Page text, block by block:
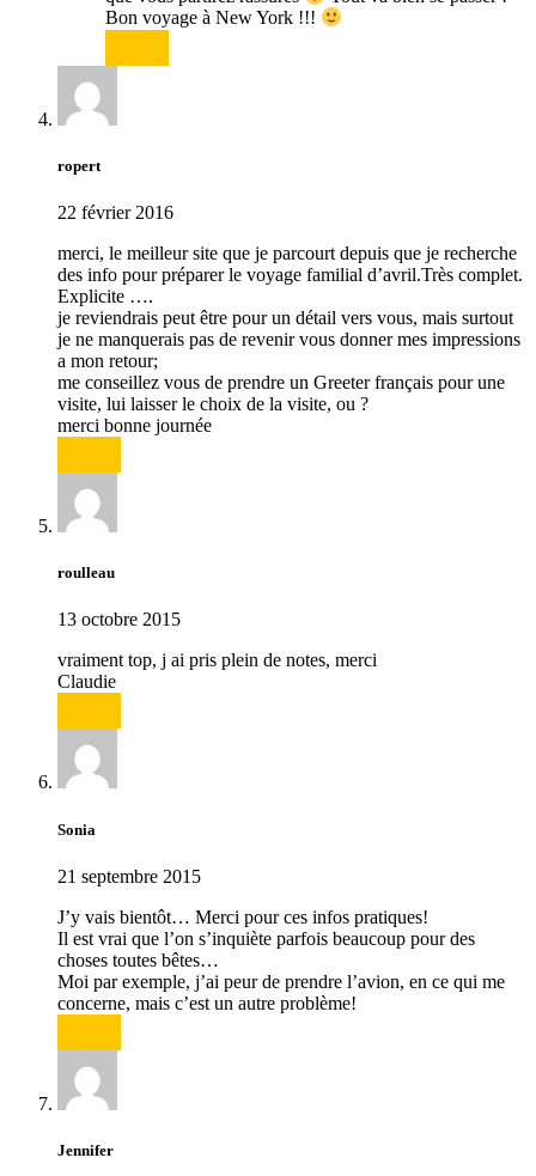
Bon voyage à New York !!!
ropert
22 février 2016
merci, le meilleur site que je parcourt depuis que je recherche
des info pour préparer le voyage familial d’avril.Très complet.
Explicite ….
je reviendrais peut être pour un détail vers vous, mais surtout
je ne manquerais pas de revenir vous donner mes impressions
a mon retour;
me conseillez vous de prendre un Greeter français pour une
visite, lui laisser le choix de la visite, ou ?
merci bonne journée
roulleau
13 octobre 2015
vraiment top, j ai pris plein de notes, merci
Claudie
Sonia
21 septembre 2015
J’y vais bientôt… Merci pour ces infos pratiques!
Il est vrai que l’on s’inquiète parfois beaucoup pour des
choses toutes bêtes…
Moi par exemple, j’ai peur de prendre l’avion, en ce qui me
concerne, mais c’est un autre problème!
Jennifer